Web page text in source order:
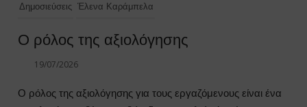
Δημοσιεύσεις Έλενα Καράμπελα
Ο ρόλος της αξιολόγησης
19/07/2026
Ο ρόλος της αξιολόγησης για τους εργαζόμενους είναι ένα